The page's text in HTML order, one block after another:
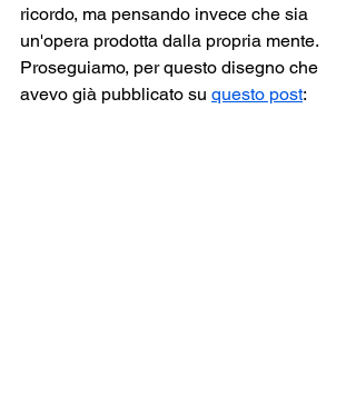
ricordo, ma pensando invece che sia
un'opera prodotta dalla propria mente.
Proseguiamo, per questo disegno che
avevo già pubblicato su questo post: